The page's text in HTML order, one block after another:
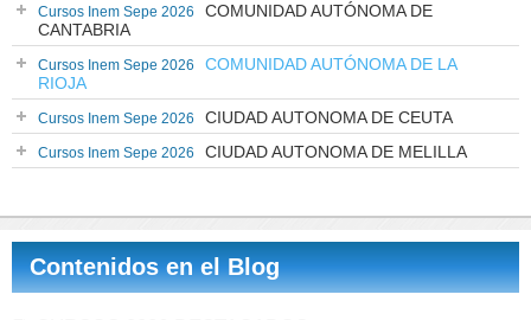
Cursos Inem Sepe 2026
COMUNIDAD AUTÓNOMA DE
CANTABRIA
Cursos Inem Sepe 2026
COMUNIDAD AUTÓNOMA DE LA
RIOJA
Cursos Inem Sepe 2026 CIUDAD AUTONOMA DE CEUTA
Cursos Inem Sepe 2026 CIUDAD AUTONOMA DE MELILLA
Contenidos en el Blog